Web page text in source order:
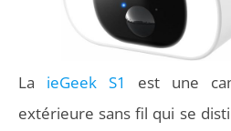
La ieGeek S1
est une
extérieure sans fil qui se